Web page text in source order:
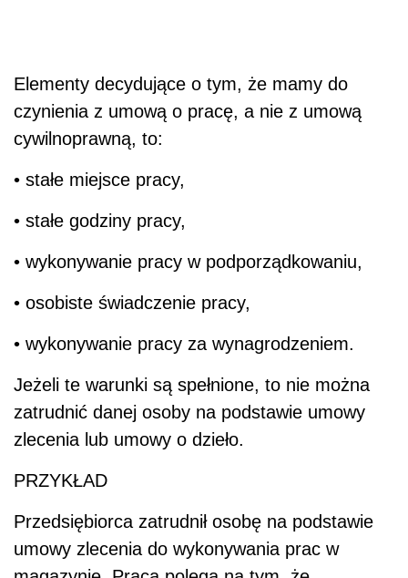
Elementy decydujące o tym, że mamy do
czynienia z umową o pracę, a nie z umową
cywilnoprawną, to:
• stałe miejsce pracy,
• stałe godziny pracy,
• wykonywanie pracy w podporządkowaniu,
• osobiste świadczenie pracy,
• wykonywanie pracy za wynagrodzeniem.
Jeżeli te warunki są spełnione, to nie można
zatrudnić danej osoby na podstawie umowy
zlecenia lub umowy o dzieło.
PRZYKŁAD
Przedsiębiorca zatrudnił osobę na podstawie
umowy zlecenia do wykonywania prac w